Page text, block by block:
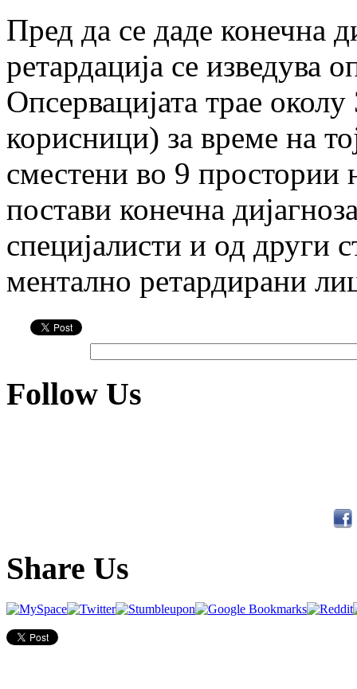
Пред да се даде конечна
ретардација се изведува
Опсервацијата трае
корисници) за време на
сместени во 9 простории
постави конечна
специјалисти и од други
ментално ретардирани
Follow Us
Share Us